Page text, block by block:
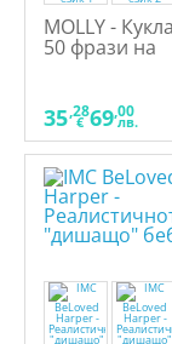
MOLLY -
50 фрази на
български
35,28
€ 69,00
лв.